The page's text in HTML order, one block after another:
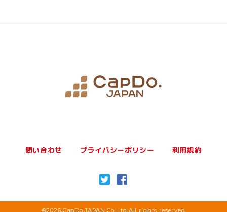
問い合わせ プライバシーポリシー 利用規約
©2026 CapDo.JAPAN Co.,Ltd All rights reserved